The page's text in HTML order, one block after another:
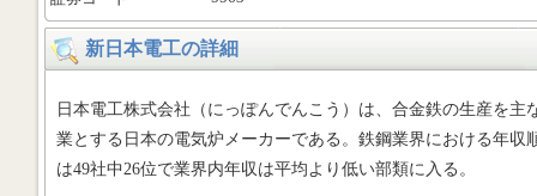
新日本電工の詳細
日本電工株式会社（にっぽんでんこう）は、合金鉄の生産を主
業とする日本の電気炉メーカーである。鉄鋼業界における年収
は49社中26位で業界内年収は平均より低い部類に入る。